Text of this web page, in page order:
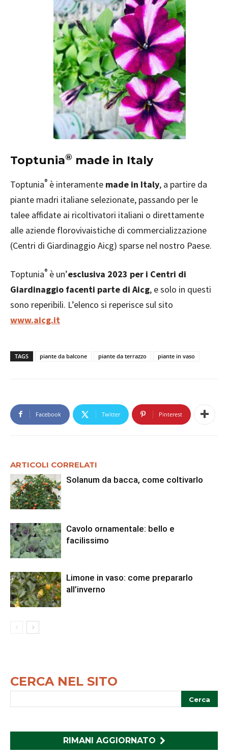
Toptunia® made in Italy
Toptunia® è interamente made in Italy, a partire da
piante madri italiane selezionate, passando per le
talee affidate ai ricoltivatori italiani o direttamente
alle aziende florovivaistiche di commercializzazione
(Centri di Giardinaggio Aicg) sparse nel nostro Paese.
Toptunia® è un’esclusiva 2023 per i Centri di
Giardinaggio facenti parte di Aicg, e solo in questi
sono reperibili. L’elenco si reperisce sul sito
www.aicg.it
TAGS piante da balcone piante da terrazzo piante in vaso
Facebook Twitter Pinterest
ARTICOLI CORRELATI
Solanum da bacca, come coltivarlo
Cavolo ornamentale: bello e
facilissimo
Limone in vaso: come prepararlo
all’inverno
CERCA NEL SITO
RIMANI AGGIORNATO